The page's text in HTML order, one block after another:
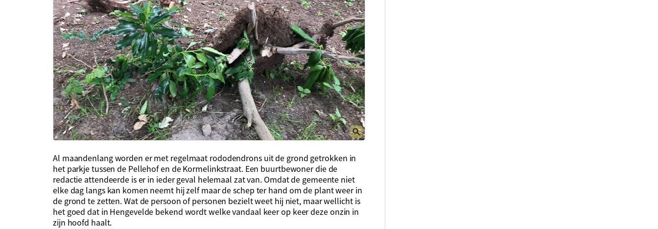
Al maandenlang worden er met regelmaat rododendrons uit de grond getrokken in
het parkje tussen de Pellehof en de Kormelinkstraat. Een buurtbewoner die de
redactie attendeerde is er in ieder geval helemaal zat van. Omdat de gemeente niet
elke dag langs kan komen neemt hij zelf maar de schep ter hand om de plant weer in
de grond te zetten. Wat de persoon of personen bezielt weet hij niet, maar wellicht is
het goed dat in Hengevelde bekend wordt welke vandaal keer op keer deze onzin in
zijn hoofd haalt.